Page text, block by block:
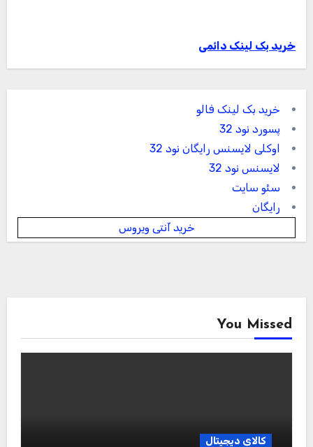
خرید بک لینک دائمی
خرید بک لینک فالو
پسورد نود 32
اوکلی لایسنس رایگان نود 32
لایسنس نود 32
سئو سایت
رایگان
خرید آنتی ویروس
You Missed
کالای دیجیتال